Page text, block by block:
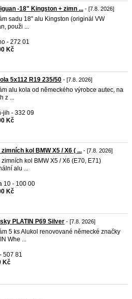
-18" Kingston + zimn ... - [7.8. 2026]
sadu 18" alu Kingston (originál VW
použi ...
- 272 01
Kč
5x112 R19 235/50 - [7.8. 2026]
alu kola od německého výrobce autec, na
z ...
jih - 332 09
Kč
zimních kol BMW X5 / X6 ( ... - [7.8. 2026]
kol BMW X5 / X6 (E70, E71)
alu ...
10 - 100 00
Kč
PLATIN P69 Silver - [7.8. 2026]
5 ks Alukol renovované německé značky
Whe ...
507 81
Kč